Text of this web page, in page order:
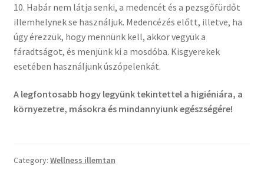
10. Habár nem látja senki, a medencét és a pezsgőfürdőt
illemhelynek se használjuk. Medencézés előtt, illetve, ha
úgy érezzük, hogy mennünk kell, akkor vegyük a
fáradtságot, és menjünk ki a mosdóba. Kisgyerekek
esetében használjunk úszópelenkát.
A legfontosabb hogy legyünk tekintettel a higiéniára, a
környezetre, másokra és mindannyiunk egészségére!
Category: Wellness illemtan